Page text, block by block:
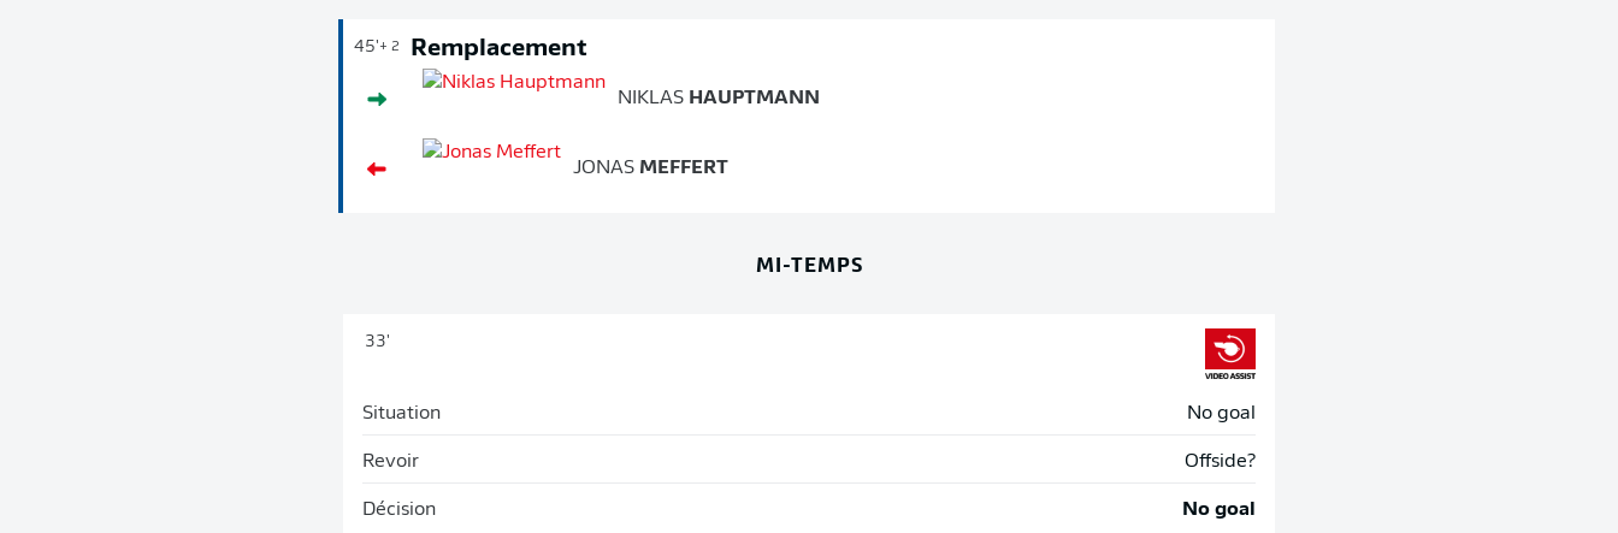
45'+ 2 Remplacement
NIKLAS HAUPTMANN
JONAS MEFFERT
MI-TEMPS
33'
Situation No goal
Revoir Offside?
Décision No goal